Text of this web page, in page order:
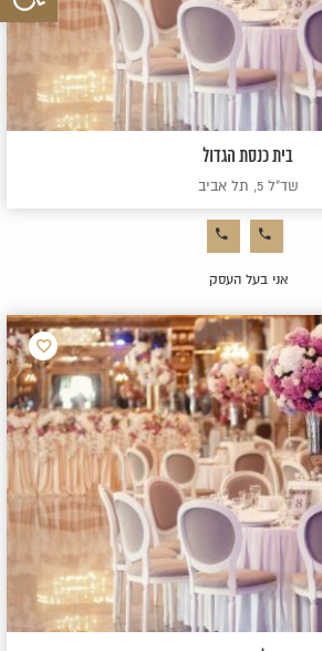
בית כנסת הגדול
שד"ל 5, תל אביב
אני בעל העסק
הוסף